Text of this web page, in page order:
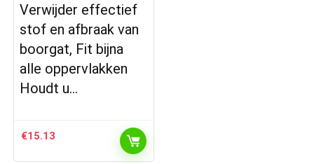
Verwijder effectief
stof en afbraak van
boorgat, Fit bijna
alle oppervlakken
Houdt u…
€15.13